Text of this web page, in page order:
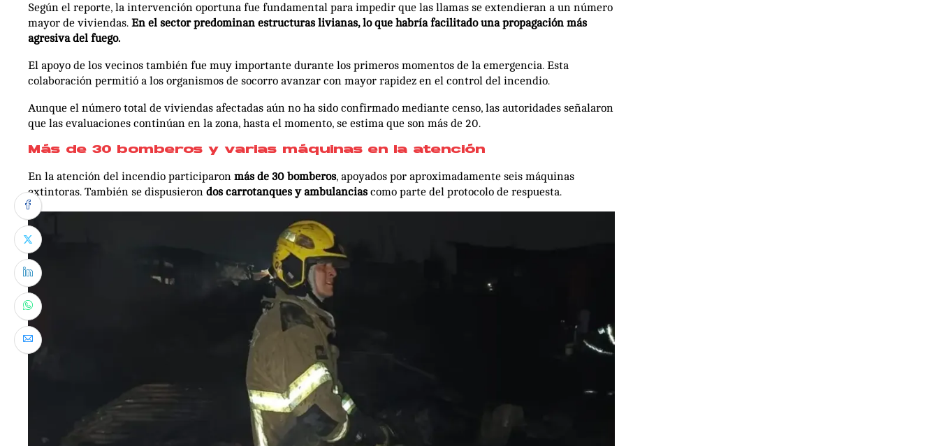
Según el reporte, la intervención oportuna fue fundamental para impedir que las llamas se extendieran a un número
mayor de viviendas. En el sector predominan estructuras livianas, lo que habría facilitado una propagación más
agresiva del fuego.
El apoyo de los vecinos también fue muy importante durante los primeros momentos de la emergencia. Esta
colaboración permitió a los organismos de socorro avanzar con mayor rapidez en el control del incendio.
Aunque el número total de viviendas afectadas aún no ha sido confirmado mediante censo, las autoridades señalaron
que las evaluaciones continúan en la zona, hasta el momento, se estima que son más de 20.
Más de 30 bomberos y varias máquinas en la atención
En la atención del incendio participaron más de 30 bomberos, apoyados por aproximadamente seis máquinas
extintoras. También se dispusieron dos carrotanques y ambulanciascomo parte del protocolo de respuesta.